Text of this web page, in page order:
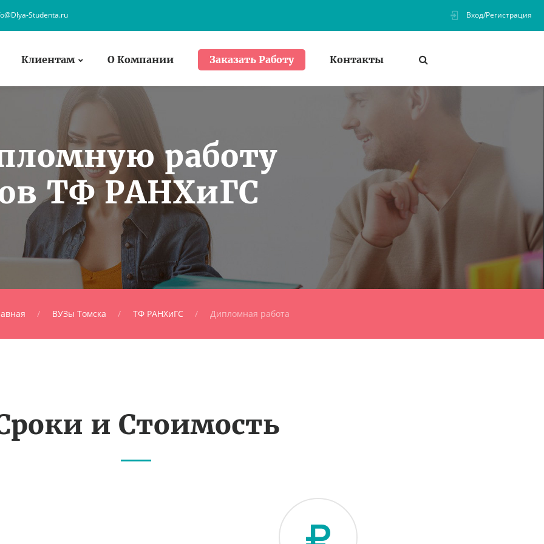
Studenta.ru Вход/Регистрация
Клиентам О Компании Заказать Работу Контакты
работу
ТФ РАНХиГС
ВУЗы Томска ТФ РАНХиГС Дипломная работа
и Стоимость